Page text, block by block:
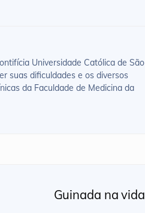
Universidade Católica de São
suas dificuldades e os diversos
da Faculdade de Medicina da
Guinada na vida